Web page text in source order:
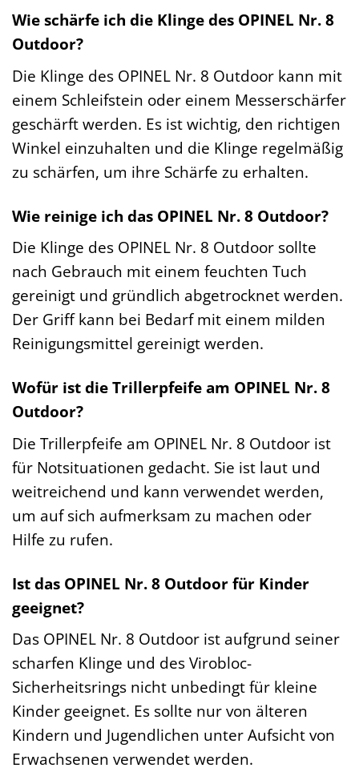
Wie schärfe ich die Klinge des OPINEL Nr. 8
Outdoor?
Die Klinge des OPINEL Nr. 8 Outdoor kann mit
einem Schleifstein oder einem Messerschärfer
geschärft werden. Es ist wichtig, den richtigen
Winkel einzuhalten und die Klinge regelmäßig
zu schärfen, um ihre Schärfe zu erhalten.
Wie reinige ich das OPINEL Nr. 8 Outdoor?
Die Klinge des OPINEL Nr. 8 Outdoor sollte
nach Gebrauch mit einem feuchten Tuch
gereinigt und gründlich abgetrocknet werden.
Der Griff kann bei Bedarf mit einem milden
Reinigungsmittel gereinigt werden.
Wofür ist die Trillerpfeife am OPINEL Nr. 8
Outdoor?
Die Trillerpfeife am OPINEL Nr. 8 Outdoor ist
für Notsituationen gedacht. Sie ist laut und
weitreichend und kann verwendet werden,
um auf sich aufmerksam zu machen oder
Hilfe zu rufen.
Ist das OPINEL Nr. 8 Outdoor für Kinder
geeignet?
Das OPINEL Nr. 8 Outdoor ist aufgrund seiner
scharfen Klinge und des Virobloc-
Sicherheitsrings nicht unbedingt für kleine
Kinder geeignet. Es sollte nur von älteren
Kindern und Jugendlichen unter Aufsicht von
Erwachsenen verwendet werden.